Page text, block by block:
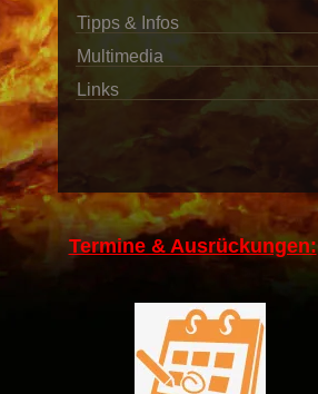
Tipps & Infos
Multimedia
Links
Termine & Ausrückungen: